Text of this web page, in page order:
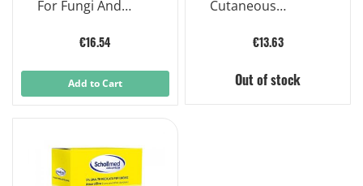
For Fungi And
€16.54
Add to Cart
Cutaneous
And Mycosis 30ml
€13.63
Out of stock